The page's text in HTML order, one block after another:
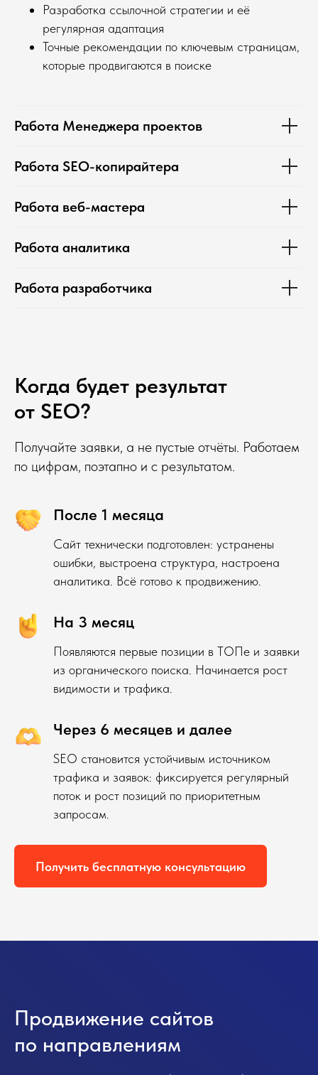
Разработка ссылочной стратегии и её
регулярная адаптация
Точные рекомендации по ключевым страницам,
которые продвигаются в поиске
Работа Менеджера проектов
Работа SEO-копирайтера
Работа веб-мастера
Работа аналитика
Работа разработчика
Когда будет результат
от SEO?
Получайте заявки, а не пустые отчёты. Работаем
по цифрам, поэтапно и с результатом.
После 1 месяца
Сайт технически подготовлен: устранены
ошибки, выстроена структура, настроена
аналитика. Всё готово к продвижению.
На 3 месяц
Появляются первые позиции в ТОПе и заявки
из органического поиска. Начинается рост
видимости и трафика.
Через 6 месяцев и далее
SEO становится устойчивым источником
трафика и заявок: фиксируется регулярный
поток и рост позиций по приоритетным
запросам.
Получить бесплатную консультацию
Продвижение сайтов
по направлениям